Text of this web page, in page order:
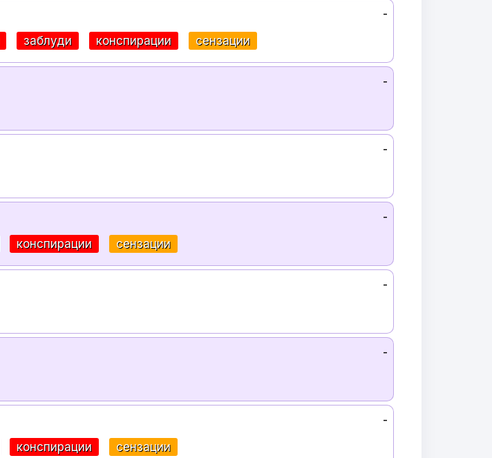
заблуди конспирации сензации
-
-
-
конспирации сензации
-
-
-
конспирации сензации
-